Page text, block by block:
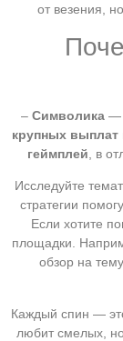
от везения,
– Символика —
крупных выплат
геймплей , в
Исследуйте
стратегии
Если хотите
площадки.
обзор на тему
Каждый спин —
любит смелых,